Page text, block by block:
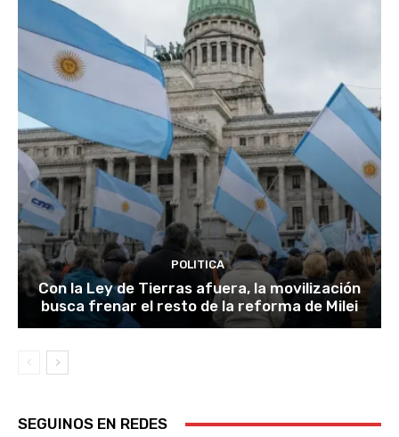
POLITICA
Con la Ley de Tierras afuera, la movilización
busca frenar el resto de la reforma de Milei
SEGUINOS EN REDES